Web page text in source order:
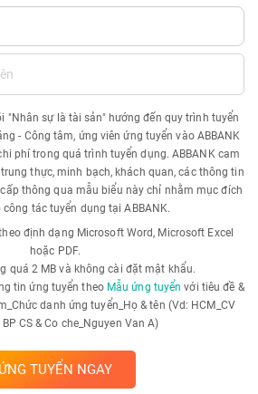
"Nhân sự là tài sản" hướng đến quy trình tuyển
- Công tâm, ứng viên ứng tuyển vào ABBANK
phí trong quá trình tuyển dụng. ABBANK cam
thực, minh bạch, khách quan, các thông tin
thông qua mẫu biểu này chỉ nhằm mục đích
công tác tuyển dụng tại ABBANK.
định dạng Microsoft Word, Microsoft Excel
hoặc PDF.
quá 2 MB và không cài đặt mật khẩu.
tin ứng tuyển theo Mẫu ứng tuyển với tiêu đề &
danh ứng tuyển_Họ & tên (Vd: HCM_CV
BP CS & Co che_Nguyen Van A)
ỨNG TUYỂN NGAY